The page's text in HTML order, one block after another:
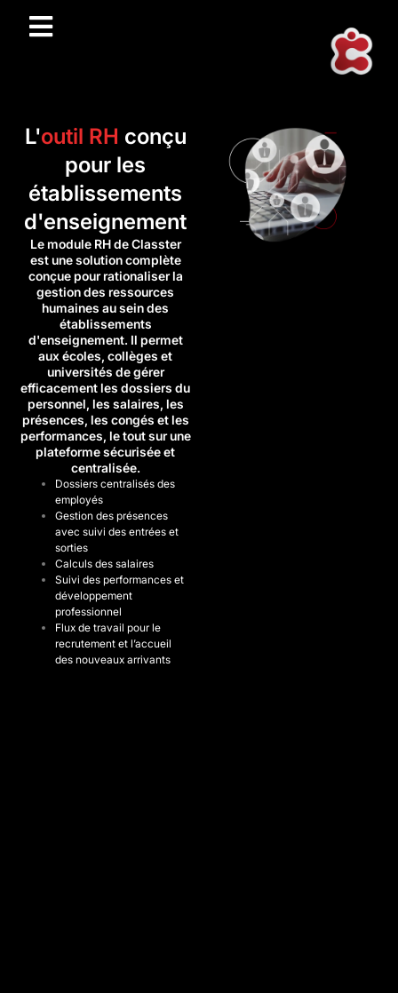
L'outil RH conçu
pour les
établissements
d'enseignement
Le module RH de Classter
est une solution complète
conçue pour rationaliser la
gestion des ressources
humaines au sein des
établissements
d'enseignement. Il permet
aux écoles, collèges et
universités de gérer
efficacement les dossiers du
personnel, les salaires, les
présences, les congés et les
performances, le tout sur une
plateforme sécurisée et
centralisée.
Dossiers centralisés des
employés
Gestion des présences
avec suivi des entrées et
sorties
Calculs des salaires
Suivi des performances et
développement
professionnel
Flux de travail pour le
recrutement et l’accueil
des nouveaux arrivants